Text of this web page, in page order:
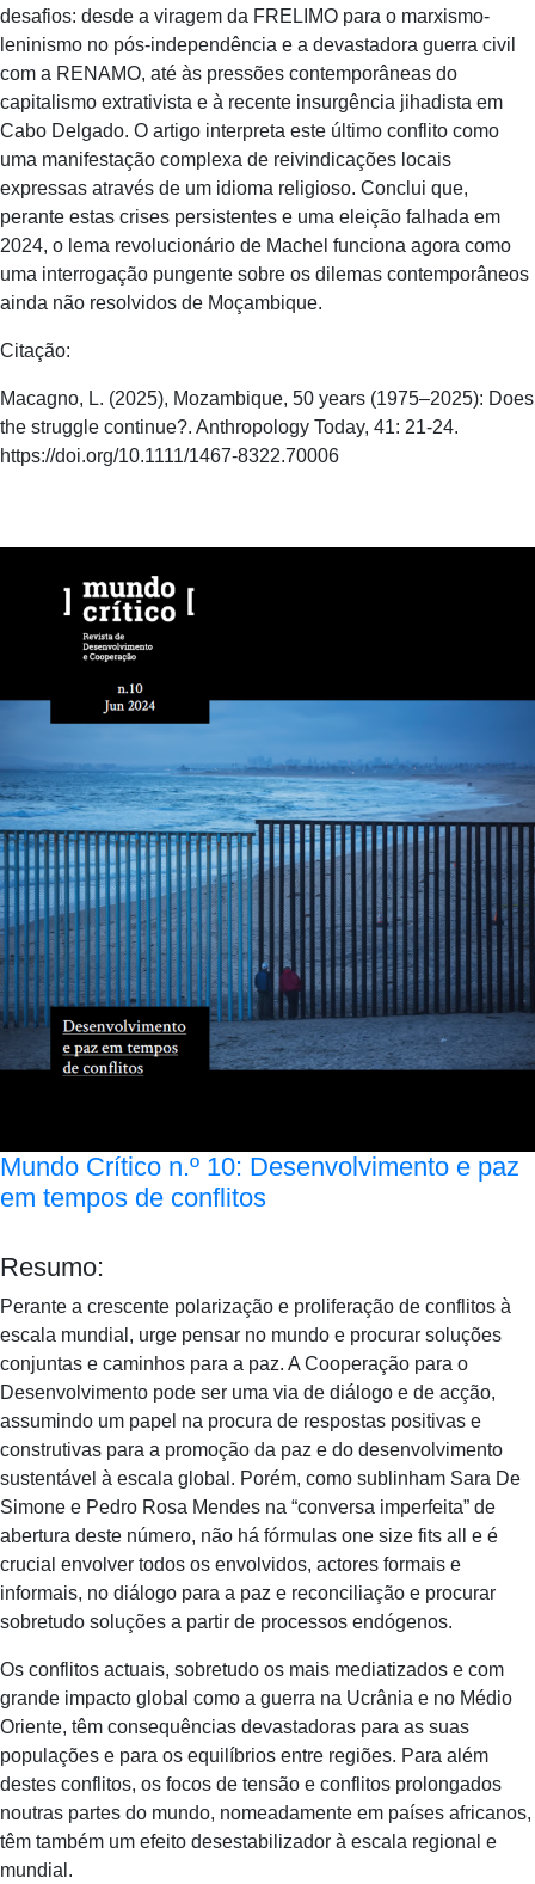
desafios: desde a viragem da FRELIMO para o marxismo-
leninismo no pós-independência e a devastadora guerra civil
com a RENAMO, até às pressões contemporâneas do
capitalismo extrativista e à recente insurgência jihadista em
Cabo Delgado. O artigo interpreta este último conflito como
uma manifestação complexa de reivindicações locais
expressas através de um idioma religioso. Conclui que,
perante estas crises persistentes e uma eleição falhada em
2024, o lema revolucionário de Machel funciona agora como
uma interrogação pungente sobre os dilemas contemporâneos
ainda não resolvidos de Moçambique.
Citação:
Macagno, L. (2025), Mozambique, 50 years (1975–2025): Does
the struggle continue?. Anthropology Today, 41: 21-24.
https://doi.org/10.1111/1467-8322.70006
Mundo Crítico n.º 10: Desenvolvimento e paz
em tempos de conflitos
Resumo:
Perante a crescente polarização e proliferação de conflitos à
escala mundial, urge pensar no mundo e procurar soluções
conjuntas e caminhos para a paz. A Cooperação para o
Desenvolvimento pode ser uma via de diálogo e de acção,
assumindo um papel na procura de respostas positivas e
construtivas para a promoção da paz e do desenvolvimento
sustentável à escala global. Porém, como sublinham Sara De
Simone e Pedro Rosa Mendes na “conversa imperfeita” de
abertura deste número, não há fórmulas one size fits all e é
crucial envolver todos os envolvidos, actores formais e
informais, no diálogo para a paz e reconciliação e procurar
sobretudo soluções a partir de processos endógenos.
Os conflitos actuais, sobretudo os mais mediatizados e com
grande impacto global como a guerra na Ucrânia e no Médio
Oriente, têm consequências devastadoras para as suas
populações e para os equilíbrios entre regiões. Para além
destes conflitos, os focos de tensão e conflitos prolongados
noutras partes do mundo, nomeadamente em países africanos,
têm também um efeito desestabilizador à escala regional e
mundial.